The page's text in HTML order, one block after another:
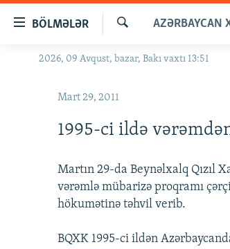
naviqasiyaya
BÖLMƏLƏR
GÜNDƏM
#ƏSLINDƏ
FƏRQƏ BAX
QANUNI DOĞRU
ARAŞDIRMA
MULTIMEDIA
Axtar
AZƏRBAYCAN
2026, 09 Avqust, bazar, Bakı vaxtı 13:51
Mart 29, 2011
1995-ci ildə
Martın 29-da Beynəlxalq Qızıl
vərəmlə mübarizə proqramı
hökumətinə təhvil verib.
BQXK 1995-ci ildən